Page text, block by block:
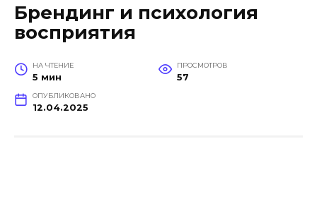
Брендинг и психология
восприятия
НА ЧТЕНИЕ
5 мин
ПРОСМОТРОВ
57
ОПУБЛИКОВАНО
12.04.2025